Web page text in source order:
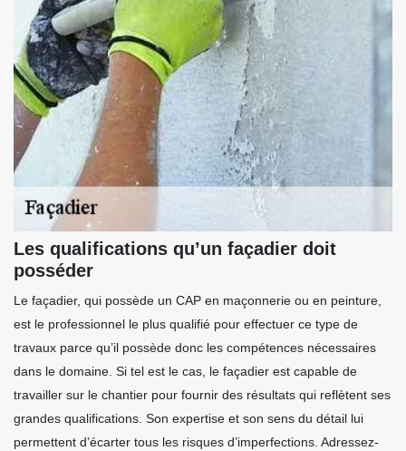
Les qualifications qu’un façadier doit
posséder
Le façadier, qui possède un CAP en maçonnerie ou en peinture,
est le professionnel le plus qualifié pour effectuer ce type de
travaux parce qu’il possède donc les compétences nécessaires
dans le domaine. Si tel est le cas, le façadier est capable de
travailler sur le chantier pour fournir des résultats qui reflètent ses
grandes qualifications. Son expertise et son sens du détail lui
permettent d’écarter tous les risques d’imperfections. Adressez-